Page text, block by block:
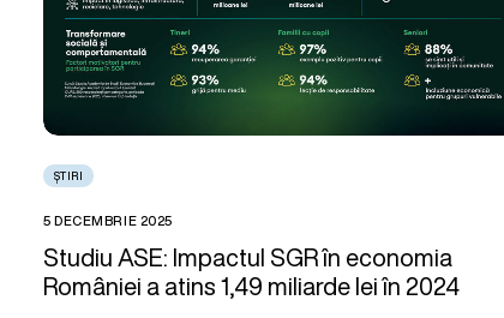
ȘTIRI
5 DECEMBRIE 2025
Studiu ASE: Impactul SGR în economia
României a atins 1,49 miliarde lei în 2024